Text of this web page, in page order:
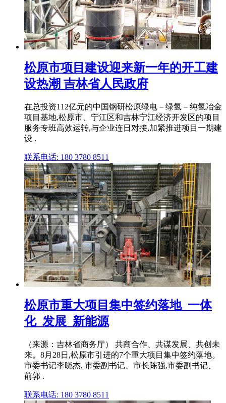
松原市项目建设迎来新一年的开工建
设热潮 吉林省人民政府
在总投资112亿元的中国钢研松原绿电－绿氢－纯氢冶金
项目基地,松原市、宁江区和吉林宁江经济开发区的项目
服务专班高效运转,与企业连日对接,加紧推进项目一期建
设 .
联系电话: 180 3780 8511
松原市重大项目集中签约落地_一体
化_发展_新能源
（来源：吉林省商务厅） 共商合作、共谋发展、共创未
来。8月28日,松原市引进的7个重大项目集中签约落地。
市委书记李晓杰, 市委副书记、市长陈强,市委副书记、
前郭 .
联系电话: 180 3780 8511